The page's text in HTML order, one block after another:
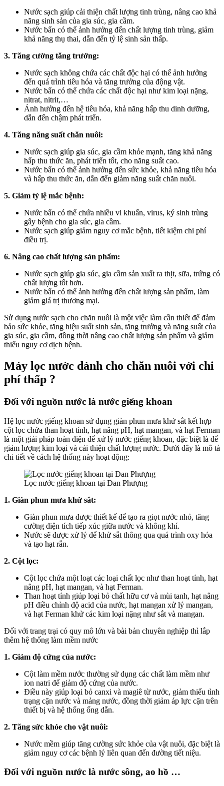
Nước sạch giúp cải thiện chất lượng tinh trùng, nâng cao khả
năng sinh sản của gia súc, gia cầm.
Nước bẩn có thể ảnh hưởng đến chất lượng tinh trùng, giảm
khả năng thụ thai, dẫn đến tỷ lệ sinh sản thấp.
3. Tăng cường tăng trưởng:
Nước sạch không chứa các chất độc hại có thể ảnh hưởng
đến quá trình tiêu hóa và tăng trưởng của động vật.
Nước bẩn có thể chứa các chất độc hại như kim loại nặng,
nitrat, nitrit,…
Ảnh hưởng đến hệ tiêu hóa, khả năng hấp thu dinh dưỡng,
dẫn đến chậm phát triển.
4. Tăng năng suất chăn nuôi:
Nước sạch giúp gia súc, gia cầm khỏe mạnh, tăng khả năng
hấp thu thức ăn, phát triển tốt, cho năng suất cao.
Nước bẩn có thể ảnh hưởng đến sức khỏe, khả năng tiêu hóa
và hấp thu thức ăn, dẫn đến giảm năng suất chăn nuôi.
5. Giảm tỷ lệ mắc bệnh:
Nước bẩn có thể chứa nhiều vi khuẩn, virus, ký sinh trùng
gây bệnh cho gia súc, gia cầm.
Nước sạch giúp giảm nguy cơ mắc bệnh, tiết kiệm chi phí
điều trị.
6. Nâng cao chất lượng sản phẩm:
Nước sạch giúp gia súc, gia cầm sản xuất ra thịt, sữa, trứng có
chất lượng tốt hơn.
Nước bẩn có thể ảnh hưởng đến chất lượng sản phẩm, làm
giảm giá trị thương mại.
Sử dụng nước sạch cho chăn nuôi là một việc làm cần thiết để đảm
bảo sức khỏe, tăng hiệu suất sinh sản, tăng trưởng và năng suất của
gia súc, gia cầm, đồng thời nâng cao chất lượng sản phẩm và giảm
thiểu nguy cơ dịch bệnh.
Máy lọc nước dành cho chăn nuôi với chi
phí thấp ?
Đối với nguồn nước là nước giếng khoan
Hệ lọc nước giếng khoan sử dụng giàn phun mưa khử sắt kết hợp
cột lọc chứa than hoạt tính, hạt nâng pH, hạt mangan, và hạt Ferman
là một giải pháp toàn diện để xử lý nước giếng khoan, đặc biệt là để
giảm lượng kim loại và cải thiện chất lượng nước. Dưới đây là mô tả
chi tiết về cách hệ thống này hoạt động:
Lọc nước giếng khoan tại Đan Phượng
1. Giàn phun mưa khử sắt:
Giàn phun mưa được thiết kế để tạo ra giọt nước nhỏ, tăng
cường diện tích tiếp xúc giữa nước và không khí.
Nước sẽ được xử lý để khử sắt thông qua quá trình oxy hóa
và tạo hạt rắn.
2. Cột lọc:
Cột lọc chứa một loạt các loại chất lọc như than hoạt tính, hạt
nâng pH, hạt mangan, và hạt Ferman.
Than hoạt tính giúp loại bỏ chất hữu cơ và mùi tanh, hạt nâng
pH điều chỉnh độ acid của nước, hạt mangan xử lý mangan,
và hạt Ferman khử các kim loại nặng như sắt và mangan.
Đối với trang trại có quy mô lớn và bài bản chuyên nghiệp thì lắp
thêm hệ thống làm mềm nước
1. Giảm độ cứng của nước:
Cột làm mềm nước thường sử dụng các chất làm mềm như
ion natri để giảm độ cứng của nước.
Điều này giúp loại bỏ canxi và magiê từ nước, giảm thiểu tình
trạng cặn nước và mảng nước, đồng thời giảm áp lực cặn trên
thiết bị và hệ thống ống dẫn.
2. Tăng sức khỏe cho vật nuôi:
Nước mềm giúp tăng cường sức khỏe của vật nuôi, đặc biệt là
giảm nguy cơ các bệnh lý liên quan đến đường tiết niệu.
Đối với nguồn nước là nước sông, ao hồ …